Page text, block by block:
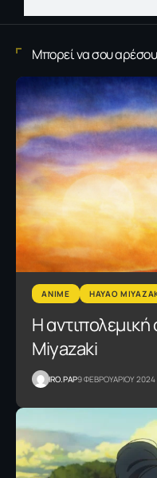
Μπορεί να σου
ANIME HAYAO
Η
Miyazaki
IRO.PAP9 ΦΕΒΡΟΥΑΡΙΟΥ 2024